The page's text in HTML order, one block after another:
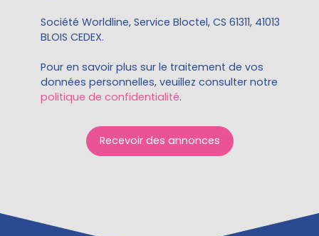
Société Worldline, Service Bloctel, CS 61311, 41013
BLOIS CEDEX.
Pour en savoir plus sur le traitement de vos
données personnelles, veuillez consulter notre
politique de confidentialité.
Recevoir des annonces